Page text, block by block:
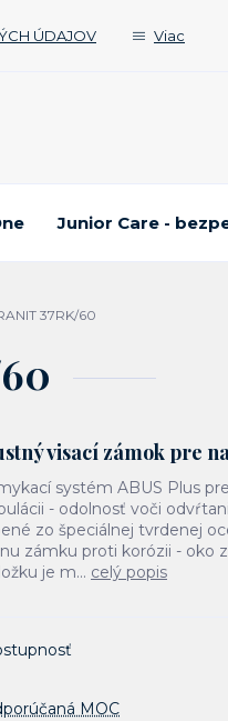
ÚDAJOV Viac
Junior Care -
37RK/60
visací zámok pre
systém ABUS Plus
- odolnosť voči
zo špeciálnej tvrdenej
zámku proti korózii - oko
je m... celý popis
MOC